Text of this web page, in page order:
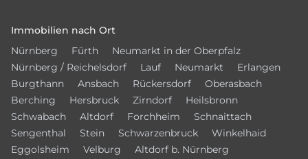
Immobilien nach Ort
Nürnberg
Fürth
Neumarkt in der Oberpfalz
Nürnberg / Reichelsdorf
Lauf Neumarkt
Erlangen
Burgthann
Ansbach Rückersdorf
Oberasbach
Berching
Hersbruck Zirndorf
Heilsbronn
Schwabach
Altdorf Forchheim
Schnaittach
Sengenthal
Stein Schwarzenbruck
Winkelhaid
Eggolsheim
Velburg
Altdorf b. Nürnberg